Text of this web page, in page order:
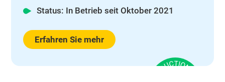
Status: In Betrieb seit Oktober 2021
Erfahren Sie mehr